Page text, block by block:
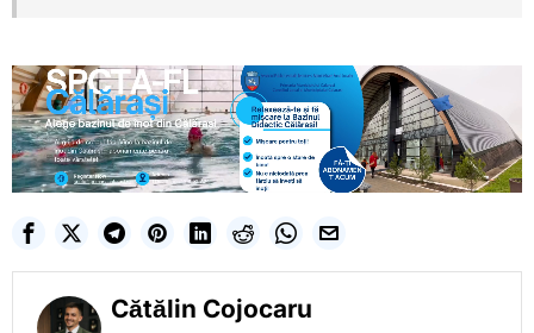
Cătălin Cojocaru